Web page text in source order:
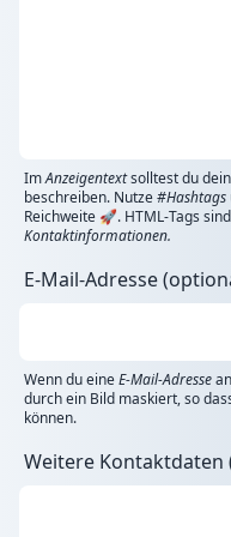
ImAnzeigentextsolltest du
beschreiben. Nutze#Hashtags
Reichweite 🚀. HTML-Tags sind
Kontaktinformationen.
E-Mail-Adresse
Wenn du eineE-Mail-Adresse
durch ein Bild maskiert, so
können.
Weitere Kontaktdaten